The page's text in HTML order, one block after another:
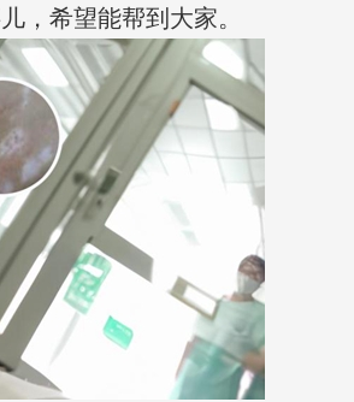
，希望能帮到大家。